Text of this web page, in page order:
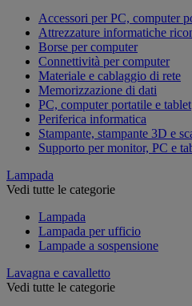
Accessori per PC, computer
Attrezzature informatiche
Borse per computer
Connettività per computer
Materiale e cablaggio di rete
Memorizzazione di dati
PC, computer portatile e tablet
Periferica informatica
Stampante, stampante 3D e
Supporto per monitor, PC e
Lampada
Vedi tutte le categorie
Lampada
Lampada per ufficio
Lampade a sospensione
Lavagna e cavalletto
Vedi tutte le categorie